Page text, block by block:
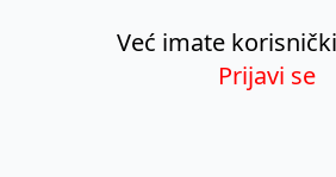
Već imate
Prijavi se